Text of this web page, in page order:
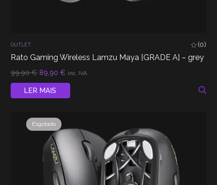
OUTLET (0)
Rato Gaming Wireless Lamzu Maya [GRADE A] – grey
99,90€ O
original
era:
89,90€ O
é:
inc. IVA
LER MAIS
Esgotado